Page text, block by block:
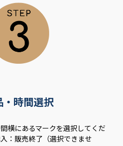
・時間選択
横にあるマークを選択してくだ
：販売終了（選択できませ